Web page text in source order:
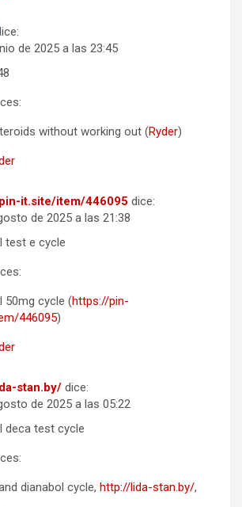
de 2025 a las 23:45
without working out (Ryder)
it.site/item/446095 dice:
de 2025 a las 21:38
test e cycle
50mg cycle (https://pin-
446095)
stan.by/ dice:
de 2025 a las 05:22
deca test cycle
dianabol cycle, http://lida-stan.by/,